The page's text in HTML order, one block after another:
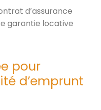
d’assurance
garantie locative
pour
d’emprunt